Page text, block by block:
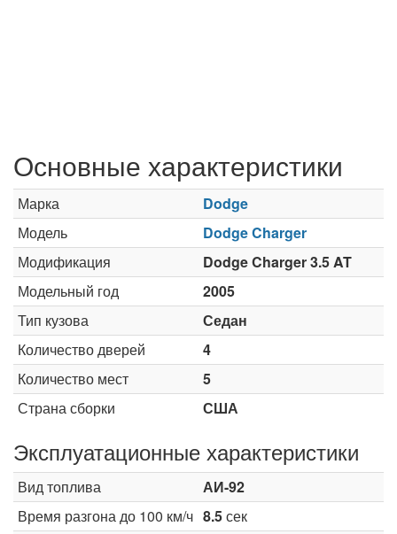
Основные характеристики
Марка
Dodge
Модель
Dodge Charger
Модификация
Dodge Charger 3.5 AT
Модельный год
2005
Тип кузова
Седан
Количество дверей
4
Количество мест
5
Страна сборки
США
Эксплуатационные характеристики
Вид топлива
АИ-92
Время разгона до 100 км/ч 8.5сек